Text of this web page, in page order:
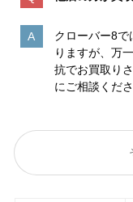
クローバー8で
りますが、万
抗でお買取り
にご相談くださ